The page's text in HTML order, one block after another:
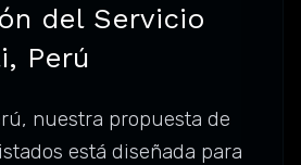
del Servicio
Perú
nuestra propuesta de
está diseñada para